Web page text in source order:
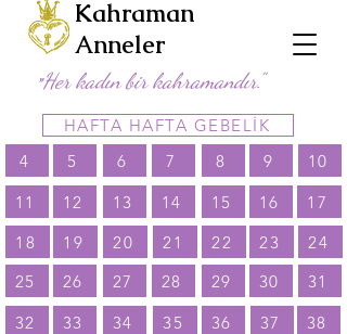
"Her kadın bir kahramandır."
29 30
31
32
33 34 35 36 37
38
28
27
26
25
9
10
11
12 13 14 15 16
17
18
19 20 21 22 23 24
8
7
6
5
4
HAFTA HAFTA GEBELİK
Kahraman
Anneler